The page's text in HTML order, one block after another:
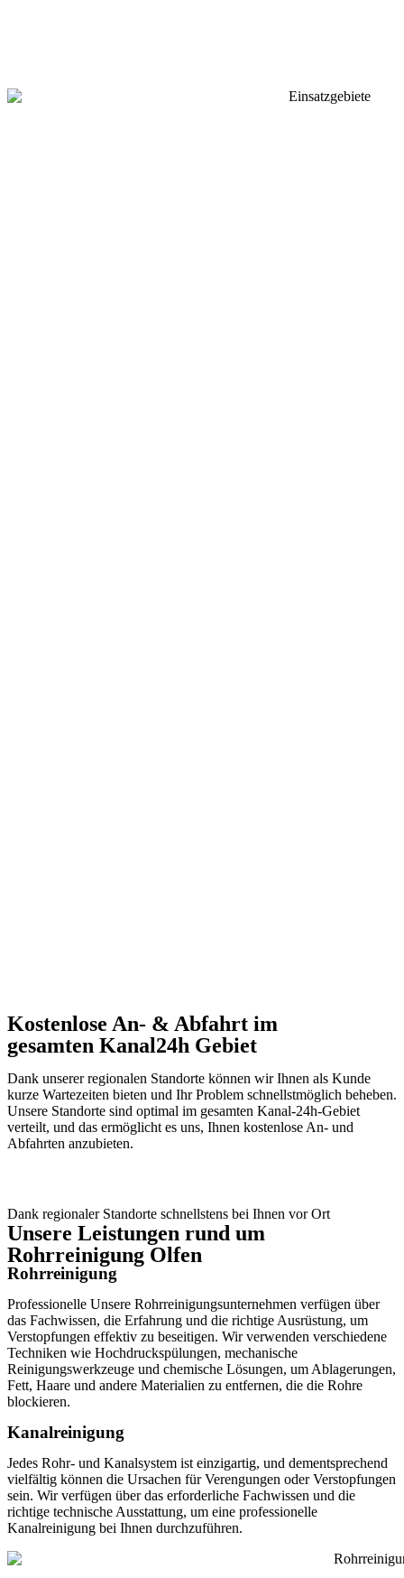
Kostenlose An- & Abfahrt im
gesamten Kanal24h Gebiet
Dank unserer regionalen Standorte können wir Ihnen als Kunde
kurze Wartezeiten bieten und Ihr Problem schnellstmöglich beheben.
Unsere Standorte sind optimal im gesamten Kanal-24h-Gebiet
verteilt, und das ermöglicht es uns, Ihnen kostenlose An- und
Abfahrten anzubieten.
Dank regionaler Standorte schnellstens bei Ihnen vor Ort
Unsere Leistungen rund um
Rohrreinigung Olfen
Rohrreinigung
Professionelle Unsere Rohrreinigungsunternehmen verfügen über
das Fachwissen, die Erfahrung und die richtige Ausrüstung, um
Verstopfungen effektiv zu beseitigen. Wir verwenden verschiedene
Techniken wie Hochdruckspülungen, mechanische
Reinigungswerkzeuge und chemische Lösungen, um Ablagerungen,
Fett, Haare und andere Materialien zu entfernen, die die Rohre
blockieren.
Kanalreinigung
Jedes Rohr- und Kanalsystem ist einzigartig, und dementsprechend
vielfältig können die Ursachen für Verengungen oder Verstopfungen
sein. Wir verfügen über das erforderliche Fachwissen und die
richtige technische Ausstattung, um eine professionelle
Kanalreinigung bei Ihnen durchzuführen.